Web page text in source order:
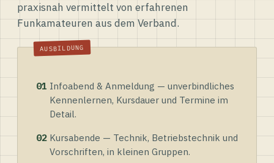
praxisnah vermittelt von erfahrenen
Funkamateuren aus dem Verband.
01 Infoabend & Anmeldung — unverbindliches
Kennenlernen, Kursdauer und Termine im
Detail.
02 Kursabende — Technik, Betriebstechnik und
Vorschriften, in kleinen Gruppen.